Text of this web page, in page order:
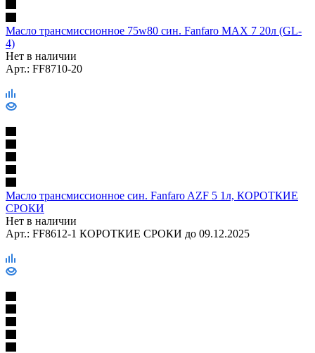
Масло трансмиссионное 75w80 син. Fanfaro MAX 7 20л (GL-
4)
Нет в наличии
Арт.: FF8710-20
Масло трансмиссионное син. Fanfaro AZF 5 1л, КОРОТКИЕ
СРОКИ
Нет в наличии
Арт.: FF8612-1 КОРОТКИЕ СРОКИ до 09.12.2025